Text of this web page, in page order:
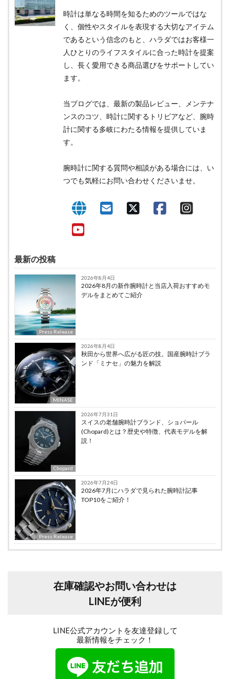
時計は単なる時間を知るためのツールではな
く、個性やスタイルを表現する大切なアイテム
であるという信念のもと、ハラダではお客様一
人ひとりのライフスタイルに合った時計を提案
し、長く愛用できる商品選びをサポートしてい
ます。
当ブログでは、最新の製品レビュー、メンテナ
ンスのコツ、時計に関するトリビアなど、腕時
計に関する多岐にわたる情報を提供していま
す。
腕時計に関する質問や相談がある場合には、い
つでも気軽にお問い合わせくださいませ。
最新の投稿
Press Release
2026年8月4日
2026年8月の新作腕時計と当店入荷おすすめモ
デルをまとめてご紹介
MINASE
2026年8月4日
秋田から世界へ広がる匠の技。国産腕時計ブラ
ンド「ミナセ」の魅力を解説
Chopard
2026年7月31日
スイスの老舗腕時計ブランド、ショパール
(Chopard)とは？歴史や特徴、代表モデルを解
説！
Press Release
2026年7月24日
2026年7月にハラダで見られた腕時計記事
TOP10をご紹介！
在庫確認やお問い合わせは
LINEが便利
LINE公式アカウントを友達登録して
最新情報をチェック！